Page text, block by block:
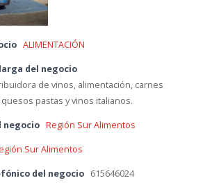
ALIMENTACIÓN
del negocio
de vinos, alimentación, carnes
pastas y vinos italianos.
negocio Región Sur Alimentos
Sur Alimentos
del negocio 615646024